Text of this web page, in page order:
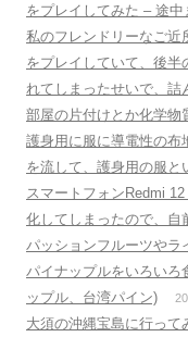
をプレイしてみた – 途中
私のフレンドリーなご近
をプレイしていて、後半
れてしまったせいで、詰
部屋の片付けとか化学物
護身用に服に導電性の布
を流して、護身用の服
スマートフォンRedmi
化してしまったので、自
パッションフルーツやラ
パイナップルをいろいろ
ップル、台湾パイン)
大須の沖縄宝島に行って